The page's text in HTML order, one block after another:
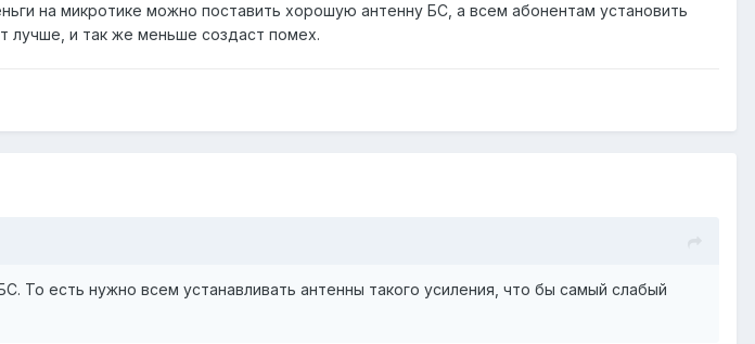
на микротике можно поставить хорошую антенну БС, а всем абонентам установить
лучше, и так же меньше создаст помех.
То есть нужно всем устанавливать антенны такого усиления, что бы самый слабый